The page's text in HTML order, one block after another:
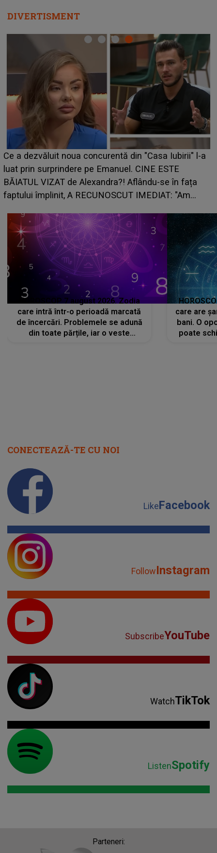
DIVERTISMENT
Ce a dezvăluit noua concurentă din "Casa Iubirii" l-a
luat prin surprindere pe Emanuel. CINE ESTE
BĂIATUL VIZAT de Alexandra?! Aflându-se în fața
faptului împlinit, A RECUNOSCUT IMEDIAT: "Am
HOROSCOP 7 august 2026. Zodia
care intră într-o perioadă marcată
de încercări. Problemele se adună
din toate părțile, iar o veste
care are
bani. O
poate
CONECTEAZĂ-TE CU NOI
LikeFacebook
FollowInstagram
SubscribeYouTube
WatchTikTok
ListenSpotify
Parteneri: